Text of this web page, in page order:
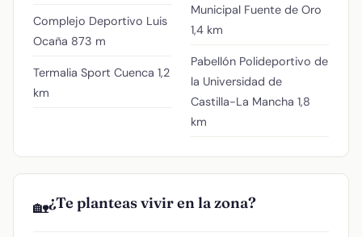
Complejo Deportivo Luis
Ocaña 873 m
Termalia Sport Cuenca 1,2
km
Municipal Fuente de Oro
1,4 km
Pabellón Polideportivo de
la Universidad de
Castilla-La Mancha 1,8
km
🏡¿Te planteas vivir en la zona?